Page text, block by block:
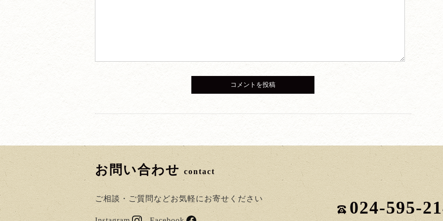
お問い合わせ contact
ご相談・ご質問などお気軽にお寄せください 024-595-